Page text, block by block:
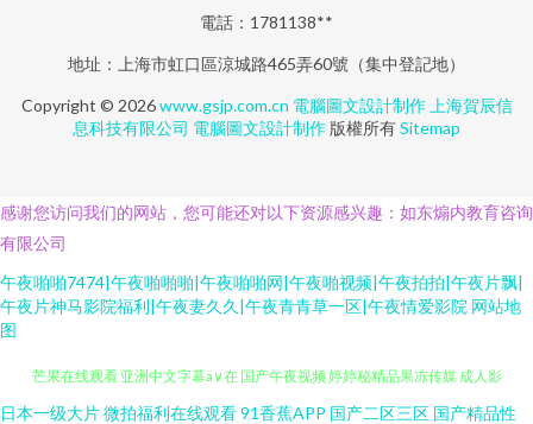
電話：1781138**
地址：上海市虹口區涼城路465弄60號（集中登記地）
Copyright © 2026www.gsjp.com.cn 電腦圖文設計制作 上海賀辰信
息科技有限公司 電腦圖文設計制作 版權所有Sitemap
感谢您访问我们的网站，您可能还对以下资源感兴趣：如东煽内教育咨询
有限公司
午夜啪啪7474|午夜啪啪啪|午夜啪啪网|午夜啪视频|午夜拍拍|午夜片飘|
午夜片神马影院福利|午夜妻久久|午夜青青草一区|午夜情爱影院 网站地
图
观影100部 国产色福利骚在线 亚洲精品图片区小 国产精选在线观看 97网色
日本一级大片微拍福利在线观看91香蕉APP 国产二区三区 国产精品性